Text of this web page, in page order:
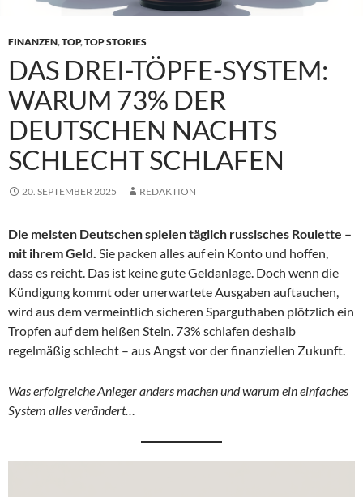
FINANZEN,TOP,TOP STORIES
DAS DREI-TÖPFE-SYSTEM:
WARUM 73% DER
DEUTSCHEN NACHTS
SCHLECHT SCHLAFEN
20. SEPTEMBER 2025 REDAKTION
Die meisten Deutschen spielen täglich russisches Roulette –
mit ihrem Geld. Sie packen alles auf ein Konto und hoffen,
dass es reicht. Das ist keine gute Geldanlage. Doch wenn die
Kündigung kommt oder unerwartete Ausgaben auftauchen,
wird aus dem vermeintlich sicheren Sparguthaben plötzlich ein
Tropfen auf dem heißen Stein. 73% schlafen deshalb
regelmäßig schlecht – aus Angst vor der finanziellen Zukunft.
Was erfolgreiche Anleger anders machen und warum ein einfaches
System alles verändert…